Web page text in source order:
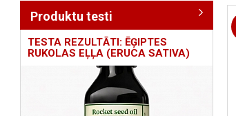
Produktu testi
TESTA REZULTĀTI: ĒĢIPTES
RUKOLAS EĻĻA (ERUCA SATIVA)